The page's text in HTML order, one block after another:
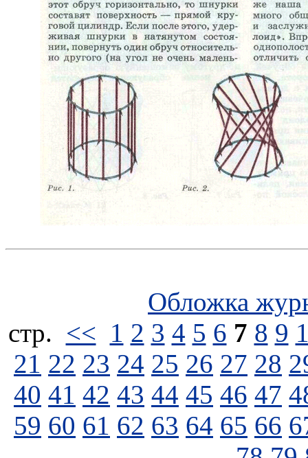
Обложка
стp. << 1 2 3 4 5 6 7 8 9
21 22 23 24 25 26 27 28
40 41 42 43 44 45 46 47
59 60 61 62 63 64 65 66